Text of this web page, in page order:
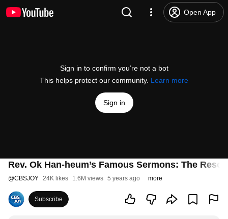
Open App
Sign in to confirm you’re not a bot
This helps protect our community. Learn more
Sign in
Rev. Ok Han-heum’s Famous Sermons: The
@CBSJOY 24K likes 1.6M views 5 years ago more
Subscribe